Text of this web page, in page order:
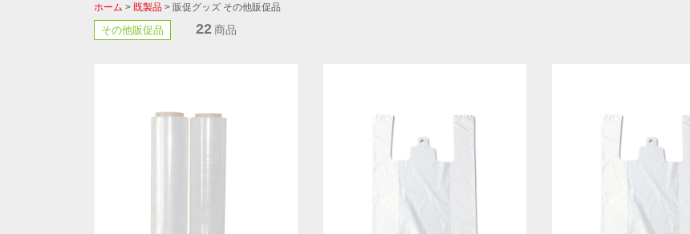
ホーム > 既製品 > 販促グッズ その他販促品
その他販促品 22 商品